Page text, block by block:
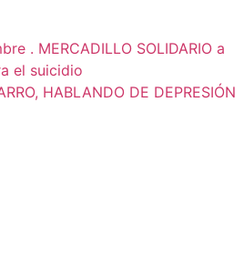
. MERCADILLO SOLIDARIO a
el suicidio
HABLANDO DE DEPRESIÓN